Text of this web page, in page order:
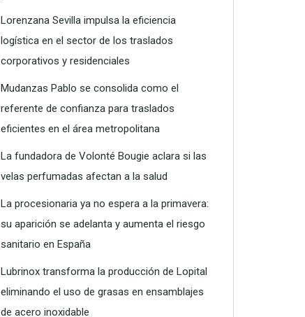
Lorenzana Sevilla impulsa la eficiencia
logística en el sector de los traslados
corporativos y residenciales
Mudanzas Pablo se consolida como el
referente de confianza para traslados
eficientes en el área metropolitana
La fundadora de Volonté Bougie aclara si las
velas perfumadas afectan a la salud
La procesionaria ya no espera a la primavera:
su aparición se adelanta y aumenta el riesgo
sanitario en España
Lubrinox transforma la producción de Lopital
eliminando el uso de grasas en ensamblajes
de acero inoxidable